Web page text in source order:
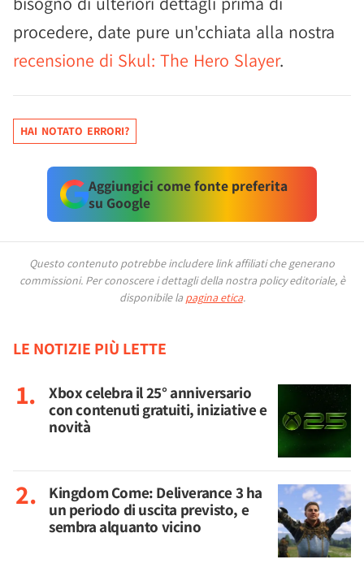
procedere, date pure un'cchiata alla nostra
recensione di Skul: The Hero Slayer.
HAI NOTATO ERRORI?
Aggiungici come fonte preferita
su Google
Questo contenuto potrebbe includere link affiliati che generano
commissioni. Per conoscere i dettagli della nostra policy editoriale, è
disponibile la pagina etica.
LE NOTIZIE PIÙ LETTE
Xbox celebra il 25° anniversario
con contenuti gratuiti, iniziative e
novità
Kingdom Come: Deliverance 3 ha
un periodo di uscita previsto, e
sembra alquanto vicino